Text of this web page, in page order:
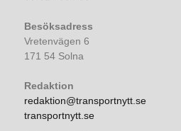
Besöksadress
Vretenvägen 6
171 54 Solna
Redaktion
redaktion@transportnytt.se
transportnytt.se